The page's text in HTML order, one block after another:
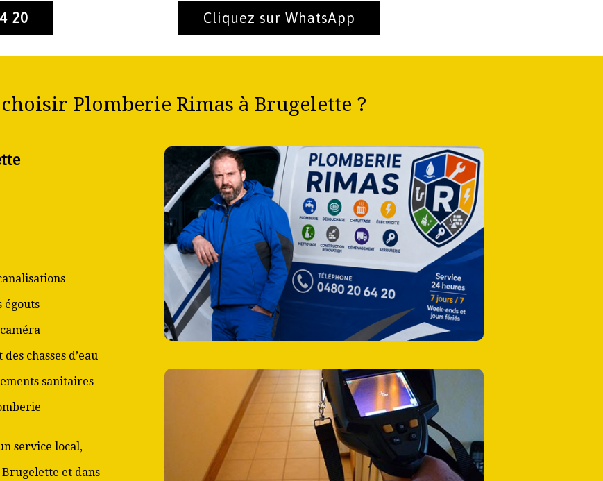
20 Cliquez sur WhatsApp
Plomberie Rimas à Brugelette ?
égouts
chasses d’eau
sanitaires
service local,
et dans